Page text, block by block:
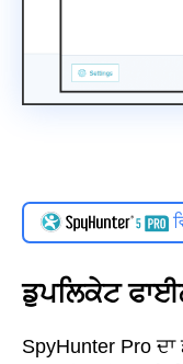
ਡੁਪਲਿਕੇਟ
SpyHunter Pro